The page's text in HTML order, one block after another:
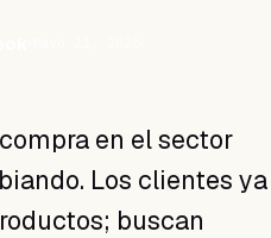
en el sector
Los clientes ya
buscan